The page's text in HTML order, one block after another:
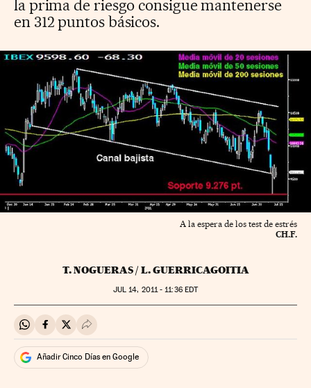
la prima de riesgo consigue mantenerse
en 312 puntos básicos.
A la espera de los test de estrés
CH.F.
T. NOGUERAS / L. GUERRICAGOITIA
JUL 14, 2011 - 11:36EDT
Compartir en Whatsapp
Compartir en Facebook
Compartir en Twitter
Desplegar Redes Sociales
Añadir Cinco Días en Google